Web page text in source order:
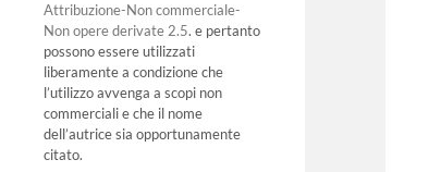
Attribuzione-Non commerciale-
Non opere derivate 2.5. e pertanto
possono essere utilizzati
liberamente a condizione che
l’utilizzo avvenga a scopi non
commerciali e che il nome
dell’autrice sia opportunamente
citato.